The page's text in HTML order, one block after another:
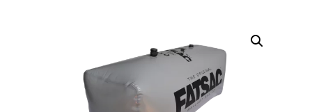
desde
CHF 299.00
CHF 358.00